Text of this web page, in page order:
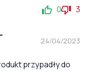
0 3
-
24/04/2023
przypadły do